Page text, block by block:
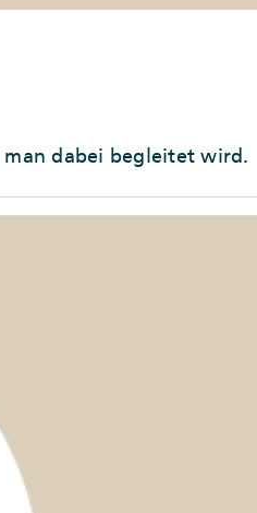
dabei begleitet wird.